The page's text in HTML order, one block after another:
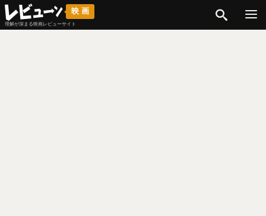
映画
理解が深まる映画レビューサイト